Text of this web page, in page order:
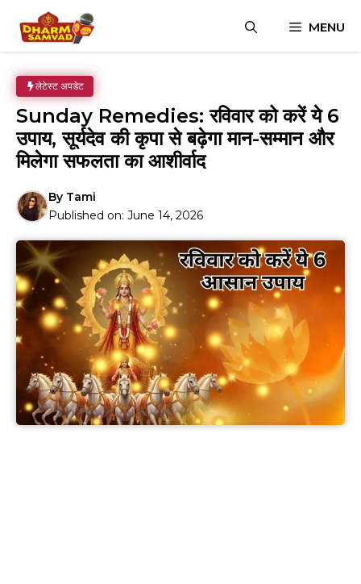
content
MENU
लेटेस्ट अपडेट
Sunday Remedies: रविवार को करें ये 6
उपाय, सूर्यदेव की कृपा से बढ़ेगा मान-सम्मान और
मिलेगा सफलता का आशीर्वाद
By Tami
Published on: June 14, 2026